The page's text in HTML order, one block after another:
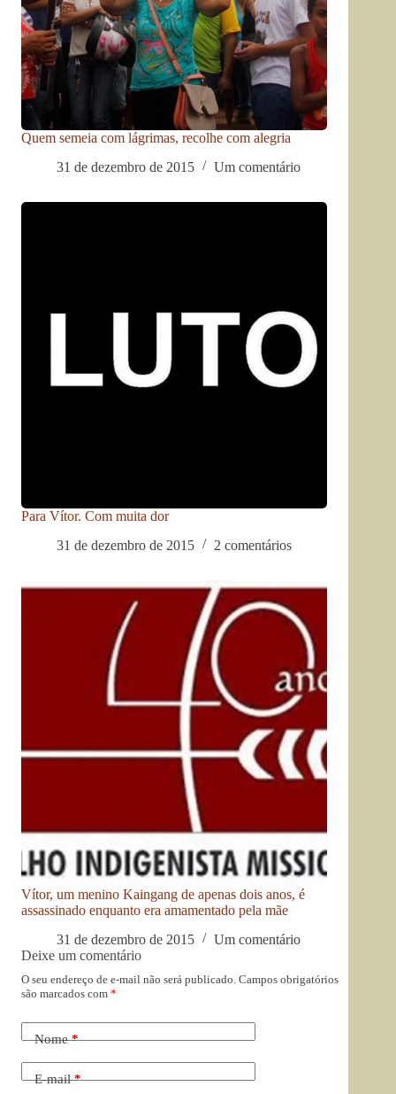
Quem semeia com lágrimas, recolhe com alegria
31 de dezembro de 2015
Um comentário
Para Vítor. Com muita dor
31 de dezembro de 2015
2 comentários
Vítor, um menino Kaingang de apenas dois anos, é
assassinado enquanto era amamentado pela mãe
31 de dezembro de 2015
Um comentário
Deixe um comentário
O seu endereço de e-mail não será publicado. Campos obrigatórios
são marcados com *
Nome*
E-mail*